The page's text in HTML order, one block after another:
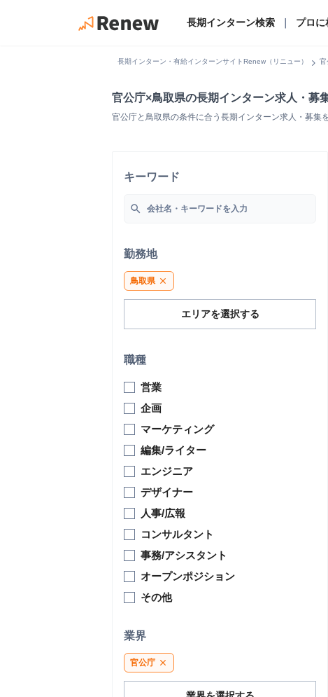
長期インターン検索 プロに
長期インターン・有給インターンサイトRenew（リニュー） chevron_right 官
官公庁×鳥取県の長期インターン求人・募
官公庁と鳥取県の条件に合う長期インターン求人・募集
キーワード
search
勤務地
鳥取県 close
エリアを選択する
職種
営業
企画
マーケティング
編集/ライター
エンジニア
デザイナー
人事/広報
コンサルタント
事務/アシスタント
オープンポジション
その他
業界
官公庁 close